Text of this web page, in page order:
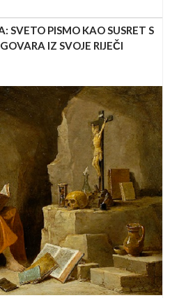
SVETO PISMO KAO SUSRET S
IZ SVOJE RIJEČI